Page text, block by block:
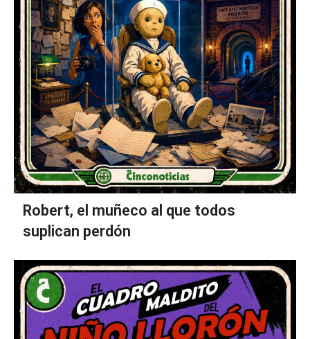
Robert, el muñeco al que todos
suplican perdón